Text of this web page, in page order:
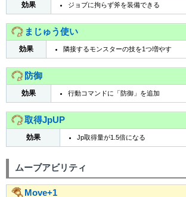
効果 ジョブに拘らず斧を装備できる
まじゅう使い
効果 隣接するモンスターの技を1つ増やす
防御
効果 行動コマンドに「防御」を追加
取得JpUP
効果 Jp取得量が1.5倍になる
ムーブアビリティ
Move+1